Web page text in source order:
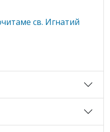
св. Игнатий